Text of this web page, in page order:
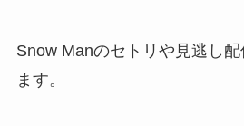
Snow Manのセトリや見逃し
ます。